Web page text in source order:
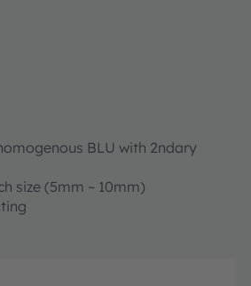
BLU with 2ndary
size (5mm ~ 10mm)